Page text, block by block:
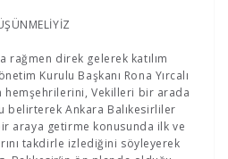
rağmen direk gelerek katılım
Kurulu Başkanı Rona Yırcalı
hemşehrilerini, Vekilleri bir arada
belirterek Ankara Balıkesirliler
araya getirme konusunda ilk ve
takdirle izlediğini söyleyerek